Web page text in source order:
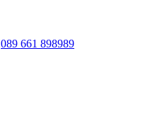
089 661 898989